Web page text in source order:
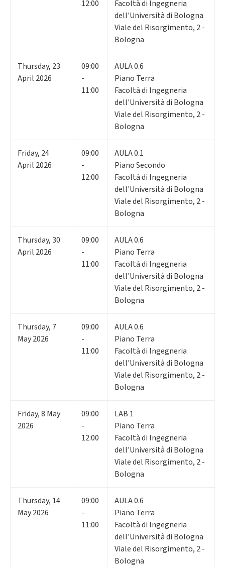
12:00
Facoltà di Ingegneria
dell'Università di Bologna
Viale del Risorgimento, 2 -
Bologna
Thursday, 23
April 2026
09:00
-
11:00
AULA 0.6
Piano Terra
Facoltà di Ingegneria
dell'Università di Bologna
Viale del Risorgimento, 2 -
Bologna
Friday, 24
April 2026
09:00
-
12:00
AULA 0.1
Piano Secondo
Facoltà di Ingegneria
dell'Università di Bologna
Viale del Risorgimento, 2 -
Bologna
Thursday,30
April 2026
09:00
-
11:00
AULA 0.6
Piano Terra
Facoltà di Ingegneria
dell'Università di Bologna
Viale del Risorgimento, 2 -
Bologna
Thursday, 7
May 2026
09:00
-
11:00
AULA 0.6
Piano Terra
Facoltà di Ingegneria
dell'Università di Bologna
Viale del Risorgimento, 2 -
Bologna
Friday,8 May
2026
09:00
-
12:00
LAB 1
Piano Terra
Facoltà di Ingegneria
dell'Università di Bologna
Viale del Risorgimento, 2 -
Bologna
Thursday, 14
May 2026
09:00
-
11:00
AULA 0.6
Piano Terra
Facoltà di Ingegneria
dell'Università di Bologna
Viale del Risorgimento, 2 -
Bologna